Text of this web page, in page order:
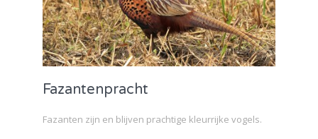
Fazantenpracht
Fazanten zijn en blijven prachtige kleurrijke vogels.